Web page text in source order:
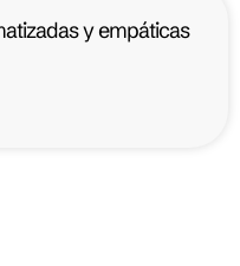
y empáticas